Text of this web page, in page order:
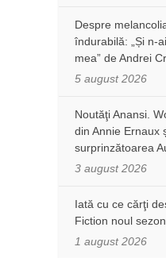
Despre
îndurabilă: „Și n-
mea” de Andrei
5 august 2026
Noutăţi Anansi.
din Annie Ernaux
surprinzătoarea
3 august 2026
Iată cu ce cărţi
Fiction noul
1 august 2026